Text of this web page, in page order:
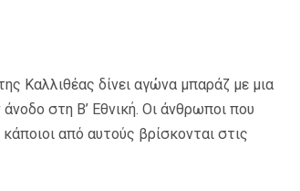
Καλλιθέας δίνει αγώνα µπαράζ µε µια
στη Β’ Εθνική. Οι άνθρωποι που
από αυτούς βρίσκονται στις